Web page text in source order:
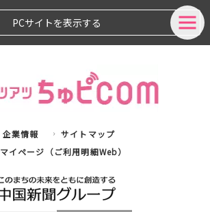
PCサイトを表示する
企業情報
サイトマップ
マイページ（ご利用明細Web）